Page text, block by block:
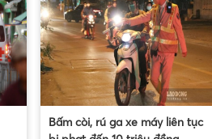
Bấm còi, rú ga xe máy liên tục